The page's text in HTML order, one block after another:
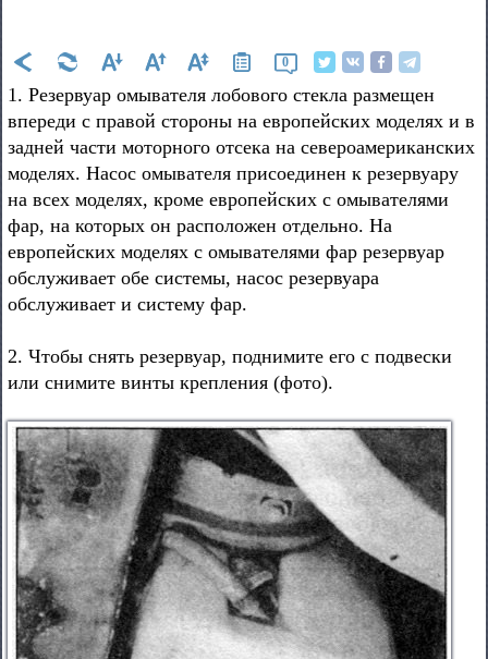
0
1. Резервуар омывателя лобового стекла размещен
впереди с правой стороны на европейских моделях и в
задней части моторного отсека на североамериканских
моделях. Насос омывателя присоединен к резервуару
на всех моделях, кроме европейских с омывателями
фар, на которых он расположен отдельно. На
европейских моделях с омывателями фар резервуар
обслуживает обе системы, насос резервуара
обслуживает и систему фар.
2. Чтобы снять резервуар, поднимите его с подвески
или снимите винты крепления (фото).